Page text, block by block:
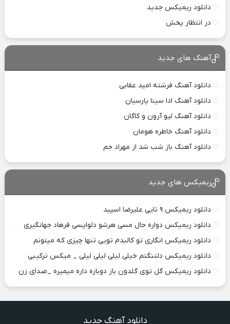
دانلود ریمیکس جدید
در انتظار پخش
آهنگ های جدید
دانلود آهنگ فرشته امید عقابی
دانلود آهنگ ادا سینا پارسیان
دانلود آهنگ لیو آرون و کاگان
دانلود آهنگ خاطره هومان
دانلود آهنگ باز شب شد از مهراد جم
ریمیکس های جدید
دانلود ریمیکس ۹ تایی علیرضا اسپید
دانلود ریمیکس دواره حال مسی هرشو دلواپسی فرهاد جهانگیری
دانلود ریمیکس انگاری تو کالبدم تویی تنها چیزی که میتونم
دانلود ریمیکس دلتنگتم خیلی لیلی لیلی لیلی _ میکس ترکیبی
دانلود ریمیکس گل توی گلدون باز دوباره داره میمیره _صدای زن
دانلود آهنگ جدید